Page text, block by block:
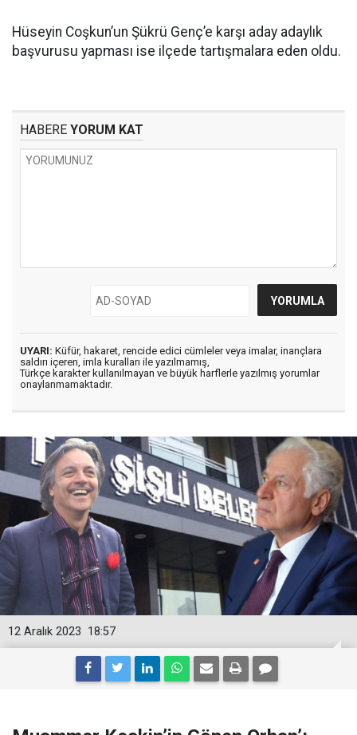
Hüseyin Coşkun’un Şükrü Genç’e karşı aday adaylık
başvurusu yapması ise ilçede tartışmalara eden oldu.
HABERE YORUM KAT
UYARI: Küfür, hakaret, rencide edici cümleler veya imalar, inançlara
saldırı içeren, imla kuralları ile yazılmamış,
Türkçe karakter kullanılmayan ve büyük harflerle yazılmış yorumlar
onaylanmamaktadır.
18:57
12 Aralık 2023